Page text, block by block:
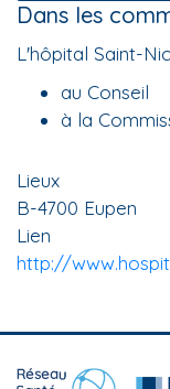
Dans les
L'hôpital Saint-
au Conseil
à la
Lieux
B-4700 Eupen
Lien
http://